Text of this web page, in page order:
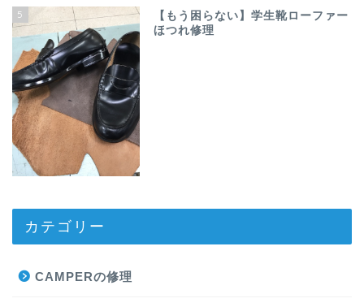
5
【もう困らない】学生靴ローファー
ほつれ修理
カテゴリー
CAMPERの修理